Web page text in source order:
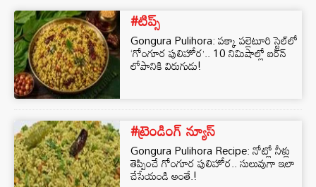
#టిప్స్
Gongura Pulihora: పక్కా పల్లెటూరి స్టైల్‌లో
‘గోంగూర పులిహోర’.. 10 నిమిషాల్లో ఐరన్
లోపానికి విరుగుడు!
#ట్రెండింగ్ న్యూస్
Gongura Pulihora Recipe: నోట్లో నీళ్లు
తెప్పించే గోంగూర పులిహోర.. సులువుగా ఇలా
చేసేయండి అంతే.!